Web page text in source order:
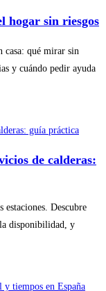
hogar sin riesgos
casa: qué mirar sin
y cuándo pedir ayuda
de calderas:
estaciones. Descubre
disponibilidad, y